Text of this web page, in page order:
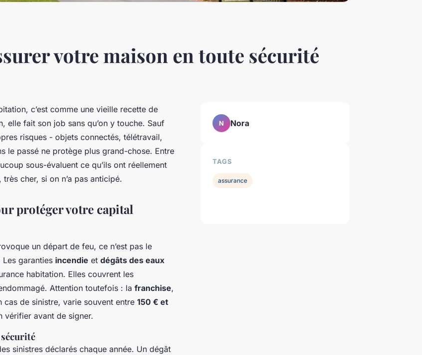
votre maison en toute sécurité
c’est comme une vieille recette de
elle fait son job sans qu’on y touche. Sauf
risques - objets connectés, télétravail,
le passé ne protège plus grand-chose. Entre
sous-évaluent ce qu’ils ont réellement
cher, si on n’a pas anticipé.
protéger votre capital
un départ de feu, ce n’est pas le
garanties incendie et dégâts des eaux
habitation. Elles couvrent les
Attention toutefois : la franchise,
de sinistre, varie souvent entre 150 € et
vérifier avant de signer.
sécurité
sinistres déclarés chaque année. Un dégât
N Nora
TAGS
assurance